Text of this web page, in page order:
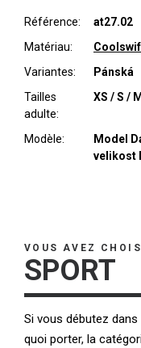
Référence:
at27.02
Matériau:
Variantes:
Pánská
Tailles
adulte:
XS / S /
Modèle:
Model
velikost
VOUS AVEZ
SPORT
Si vous débutez
quoi porter, la